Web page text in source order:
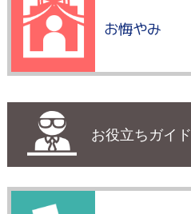
お悔やみ
お役立ちガイド